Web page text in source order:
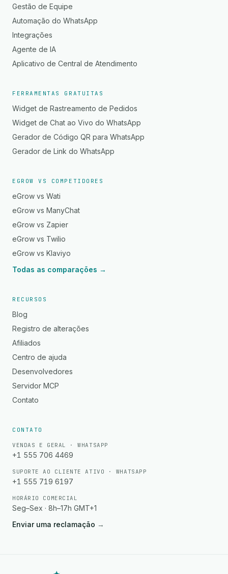
Gestão de Equipe
Automação do WhatsApp
Integrações
Agente de IA
Aplicativo de Central de Atendimento
FERRAMENTAS GRATUITAS
Widget de Rastreamento de Pedidos
Widget de Chat ao Vivo do WhatsApp
Gerador de Código QR para WhatsApp
Gerador de Link do WhatsApp
EGROW VS COMPETIDORES
eGrow vs Wati
eGrow vs ManyChat
eGrow vs Zapier
eGrow vs Twilio
eGrow vs Klaviyo
Todas as comparações →
RECURSOS
Blog
Registro de alterações
Afiliados
Centro de ajuda
Desenvolvedores
Servidor MCP
Contato
CONTATO
VENDAS E GERAL · WHATSAPP
+1 555 706 4469
SUPORTE AO CLIENTE ATIVO · WHATSAPP
+1 555 719 6197
HORÁRIO COMERCIAL
Seg–Sex · 8h–17h GMT+1
Enviar uma reclamação →